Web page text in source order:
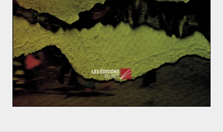
Petroleum Contract(IPC). Il contient des termes
similaires au contrat de partage de production. La
durée des contrats devrait également être portée à 25
ans soit le double des contrats actuels, ce qui pourrait
permettre des investissements plus importants,
notamment afin d’améliorer le taux de récupération des
gisements existants.
À quoi peut on s’attendre en Iran ?